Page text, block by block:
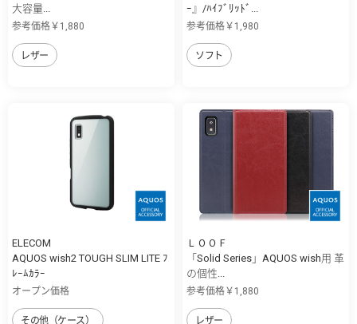
大容量...
参考価格￥1,880
レザー
ｰ』/ﾊｲﾌﾞﾘｯﾄﾞ...
参考価格￥1,980
ソフト
ELECOM
AQUOS wish2 TOUGH SLIM LITE ﾌ
ﾚｰﾑｶﾗｰ
オープン価格
その他（ケース）
ＬＯＯＦ
「Solid Series」AQUOS wish用 革
の個性...
参考価格￥1,880
レザー